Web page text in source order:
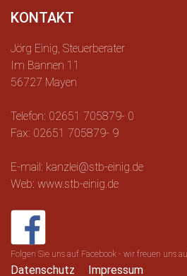
KONTAKT
Jörg Einig, Steuerberater
Im Bannen 11
56727 Mayen
Telefon: 02651 705879- 0
Fax: 02651 705879- 9
E-mail: kanzlei@stb-einig.de
Web: www.stb-einig.de
Folgen Sie uns auf Facebook - wir freuen uns
Datenschutz Impressum